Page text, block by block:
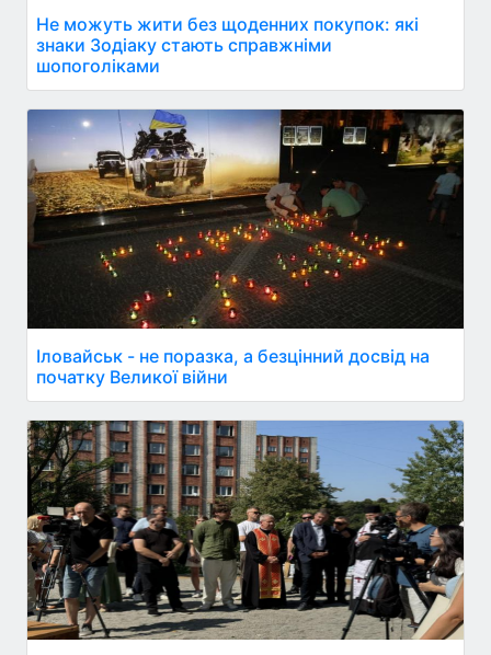
Не можуть жити без щоденних покупок: які
знаки Зодіаку стають справжніми
шопоголіками
Іловайськ - не поразка, а безцінний досвід на
початку Великої війни